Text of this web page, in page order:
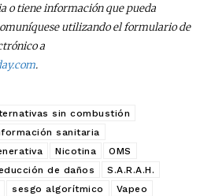
las noticias del vapeo y la
daños en tu correo
reduction in your email.
SUBSCRIBIRSE
o tiene información que pueda
utilizando el formulario de
a
.
sin combustión
sanitaria
Nicotina
OMS
de daños
S.A.R.A.H.
sesgo algorítmico Vapeo